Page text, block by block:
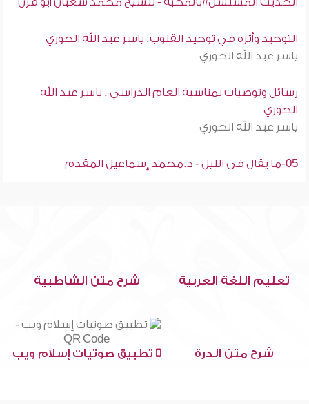
التوحيد وأثره في توحيد القلوب. ياسر عبد الله الحوري
ياسر عبد الله الحوري
رسائل وتوصيات بمناسبة العام الدراسي . ياسر عبد الله
الحوري
ياسر عبد الله الحوري
05-ما يقال فى الليل - د.محمد إسماعيل المقدم
تعليم اللغة العربية شرح متن الشاطبية
شرح متن الدرة تطبيق صوتيات إسلام ويب